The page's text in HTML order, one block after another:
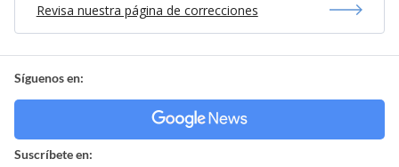
Revisa nuestra página de correcciones
Síguenos en:
Suscríbete en: